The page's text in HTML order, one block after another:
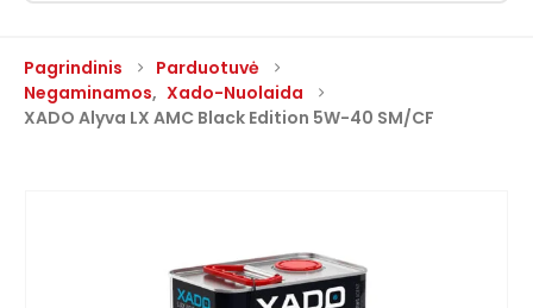
Pagrindinis
Parduotuvė
Negaminamos, Xado-Nuolaida
XADO Alyva LX AMC Black Edition 5W-40 SM/CF